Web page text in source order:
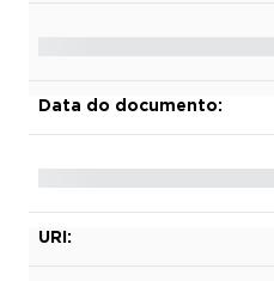
Data do documento:
URI: